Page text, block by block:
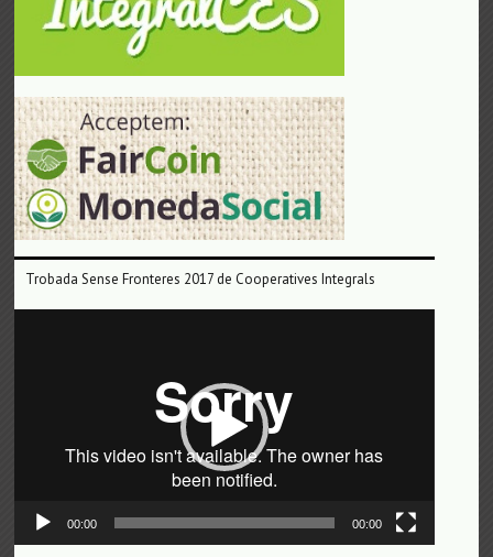
Trobada Sense Fronteres 2017 de Cooperatives Integrals
00:00 00:00